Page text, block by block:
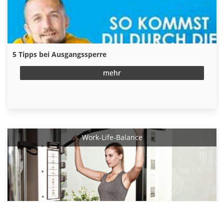
5 Tipps bei Ausgangssperre
mehr
Work-Life-Balance